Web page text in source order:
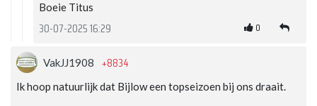
Boeie Titus
30-07-2025 16:29 0
VakJJ1908 +8834
Ik hoop natuurlijk dat Bijlow een topseizoen bij ons draait.